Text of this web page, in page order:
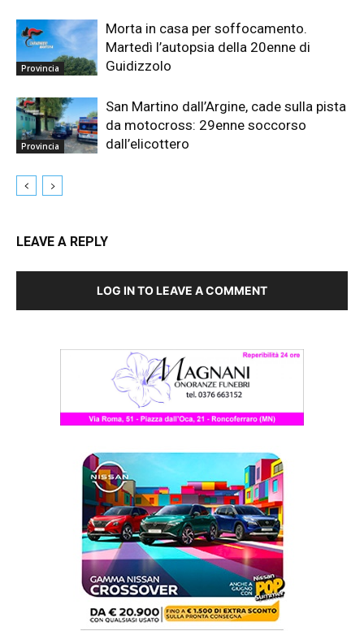
Provincia
Morta in casa per soffocamento.
Martedì l’autopsia della 20enne di
Guidizzolo
Provincia
San Martino dall’Argine, cade sulla pista
da motocross: 29enne soccorso
dall’elicottero
LEAVE A REPLY
LOG IN TO LEAVE A COMMENT